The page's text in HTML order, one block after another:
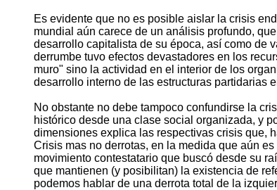
Es evidente que no es posible aislar la crisis
mundial aún carece de un análisis profundo,
desarrollo capitalista de su época, así como de
derrumbe tuvo efectos devastadores en los
muro" sino la actividad en el interior de los
desarrollo interno de las estructuras partidarias
No obstante no debe tampoco confundirse la
histórico desde una clase social organizada, y
dimensiones explica las respectivas crisis que,
Crisis mas no derrotas, en la medida que aún
movimiento contestatario que buscó desde su
que mantienen (y posibilitan) la existencia de
podemos hablar de una derrota total de la